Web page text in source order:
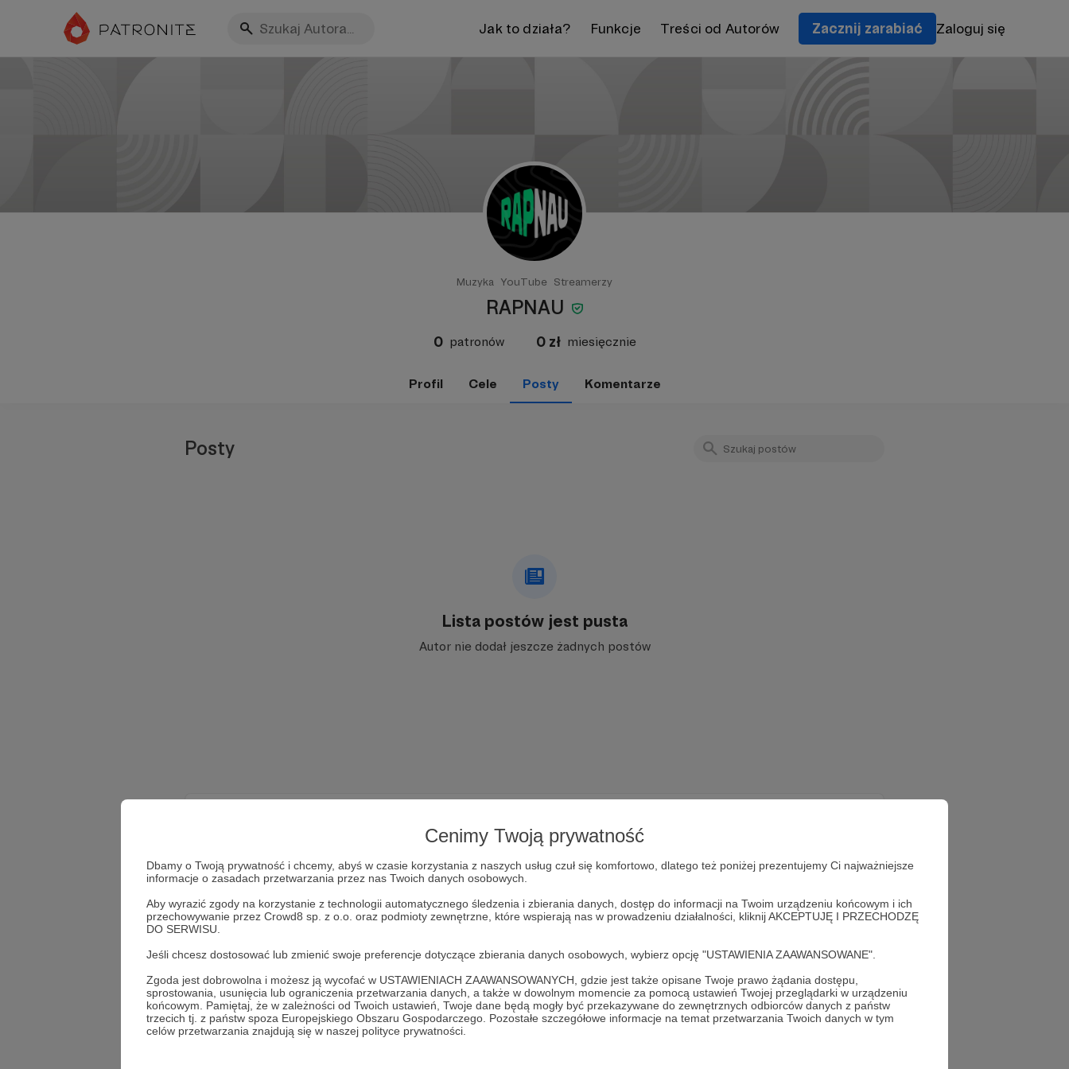
Cenimy Twoją prywatność
Dbamy o Twoją prywatność i chcemy, abyś w czasie korzystania z naszych usług czuł się komfortowo, dlatego też poniżej prezentujemy Ci najważniejsze
informacje o zasadach przetwarzania przez nas Twoich danych osobowych.
Aby wyrazić zgody na korzystanie z technologii automatycznego śledzenia i zbierania danych, dostęp do informacji na Twoim urządzeniu końcowym i ich
przechowywanie przez Crowd8 sp. z o.o. oraz podmioty zewnętrzne, które wspierają nas w prowadzeniu działalności, kliknij AKCEPTUJĘ I PRZECHODZĘ
DO SERWISU.
Jeśli chcesz dostosować lub zmienić swoje preferencje dotyczące zbierania danych osobowych, wybierz opcję "USTAWIENIA ZAAWANSOWANE".
Zgoda jest dobrowolna i możesz ją wycofać w USTAWIENIACH ZAAWANSOWANYCH, gdzie jest także opisane Twoje prawo żądania dostępu,
sprostowania, usunięcia lub ograniczenia przetwarzania danych, a także w dowolnym momencie za pomocą ustawień Twojej przeglądarki w urządzeniu
końcowym. Pamiętaj, że w zależności od Twoich ustawień, Twoje dane będą mogły być przekazywane do zewnętrznych odbiorców danych z państw
trzecich tj. z państw spoza Europejskiego Obszaru Gospodarczego. Pozostałe szczegółowe informacje na temat przetwarzania Twoich danych w tym
celów przetwarzania znajdują się w naszej polityce prywatności.
Jak to działa? Funkcje Treści od Autorów Zacznij zarabiać Zaloguj się
Muzyka YouTube Streamerzy
RAPNAU
0 patronów 0 zł miesięcznie
Profil Cele Posty Komentarze
Posty
Lista postów jest pusta
Autor nie dodał jeszcze żadnych postów
Dołącz do grona Patronów!
Wesprzyj działalność AutoraRAPNAU
Zostań Patronem